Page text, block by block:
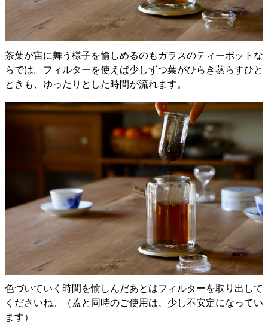
茶葉が宙に舞う様子を愉しめるのもガラスのティーポットな
らでは。フィルターを使えば少しずつ葉がひらき蒸らすひと
ときも、ゆったりとした時間が流れます。
色づいていく時間を愉しんだあとはフィルターを取り出して
くださいね。（蓋と同時のご使用は、少し不安定になってい
ます）